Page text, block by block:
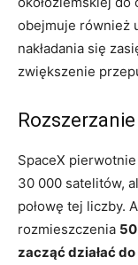
obejmuje również
nakładania się
zwiększenie
SpaceX
30 000 satelitów,
połowę tej liczby.
rozmieszczenia
zacząć działać